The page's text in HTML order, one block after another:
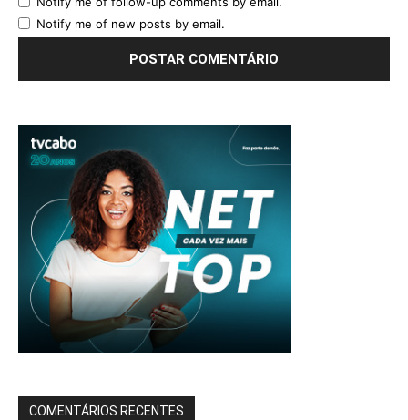
Notify me of new posts by email.
COMENTÁRIOS RECENTES